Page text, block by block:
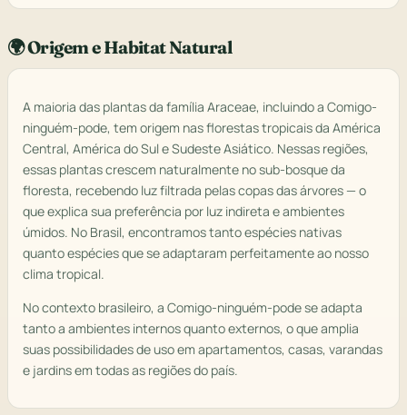
🌍 Origem e Habitat Natural
A maioria das plantas da família Araceae, incluindo a Comigo-
ninguém-pode, tem origem nas florestas tropicais da América
Central, América do Sul e Sudeste Asiático. Nessas regiões,
essas plantas crescem naturalmente no sub-bosque da
floresta, recebendo luz filtrada pelas copas das árvores — o
que explica sua preferência por luz indireta e ambientes
úmidos. No Brasil, encontramos tanto espécies nativas
quanto espécies que se adaptaram perfeitamente ao nosso
clima tropical.
No contexto brasileiro, a Comigo-ninguém-pode se adapta
tanto a ambientes internos quanto externos, o que amplia
suas possibilidades de uso em apartamentos, casas, varandas
e jardins em todas as regiões do país.